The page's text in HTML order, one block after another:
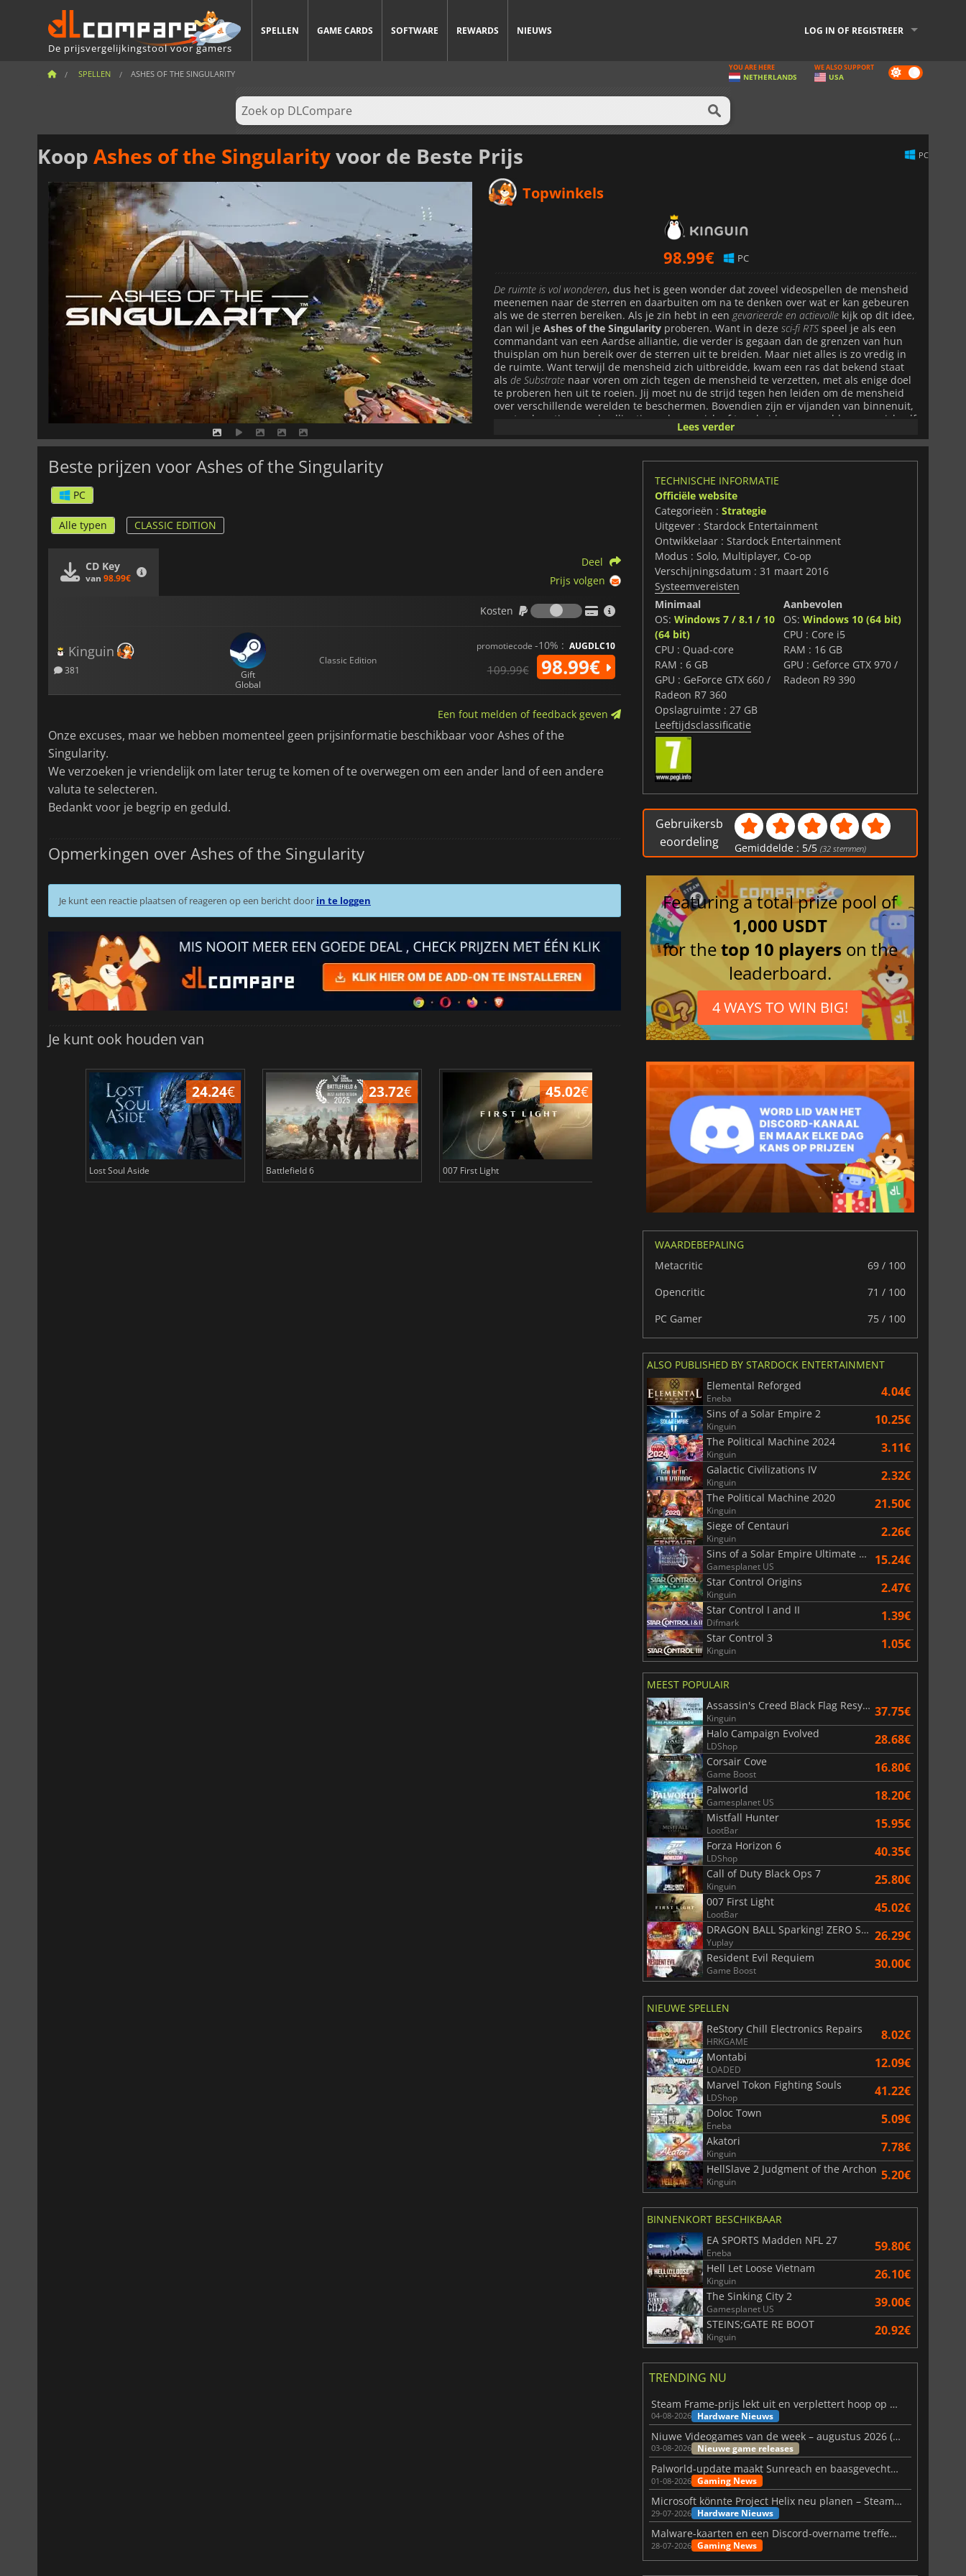
De prijsvergelijkingstool voor gamers
SPELLEN GAME CARDS SOFTWARE REWARDS NIEUWS LOG IN OF REGISTREER
SPELLEN ASHES OF THE SINGULARITY Dark
mode
YOU ARE HERE
NETHERLANDS
WE ALSO SUPPORT
USA
Koop Ashes of the Singularityvoor de Beste Prijs PC
Topwinkels
98.99€ PC
De ruimte is vol wonderen, dus het is geen wonder dat zoveel videospellen de mensheid
meenemen naar de sterren en daarbuiten om na te denken over wat er kan gebeuren
als we de sterren bereiken. Als je zin hebt in een gevarieerde en actievolle kijk op dit idee,
dan wil je Ashes of the Singularity proberen. Want in deze sci-fi RTS speel je als een
commandant van een Aardse alliantie, die verder is gegaan dan de grenzen van hun
thuisplan om hun bereik over de sterren uit te breiden. Maar niet alles is zo vredig in
de ruimte. Want terwijl de mensheid zich uitbreidde, kwam een ras dat bekend staat
als de Substrate naar voren om zich tegen de mensheid te verzetten, met als enige doel
te proberen hen uit te roeien. Jij moet nu de strijd tegen hen leiden om de mensheid
over verschillende werelden te beschermen. Bovendien zijn er vijanden van binnenuit,
want subsecties van de alliantie proberen zich af te scheiden en werelden voor zichzelf
op te eisen. Dit mag je niet laten gebeuren.Ashes of the Singularity
groots opgezet spel, het wordt ook ondersteund door kaarten die je versteld doen staan
kunt het hoofdspeltype spelen, maar je kunt ook online gaan en het opnemen tegen
vrienden in al dan niet gerangschikte wedstrijden! Het is een groot universum
daarbuiten, ga en zorg ervoor dat de mensheid er nog steeds een plaats in heeft.
Lees verder
Beste prijzen voor Ashes of the Singularity
PC
Alle typen CLASSIC EDITION
CD Key
van 98.99€
Deel
Prijs volgen
Kosten
Kosten
Kinguin
381
Gift
Global
Classic Edition
promotiecode -10% : AUGDLC10
109.99€ 98.99€
Een fout melden of feedback geven
Onze excuses, maar we hebben momenteel geen prijsinformatie beschikbaar voor Ashes of the
Singularity.
We verzoeken je vriendelijk om later terug te komen of te overwegen om een ander land of een andere
valuta te selecteren.
Bedankt voor je begrip en geduld.
Opmerkingen over Ashes of the Singularity
Je kunt een reactie plaatsen of reageren op een bericht door in te loggen
Je kunt ook houden van
24.24€
Lost Soul Aside
23.72€
Battlefield 6
45.02€
007 First Light
36.07€
Baldur's Gate 3
41.13
Elden Ring
TECHNISCHE INFORMATIE
Officiële website
Categorieën : Strategie
Uitgever : Stardock Entertainment
Ontwikkelaar : Stardock Entertainment
Modus : Solo, Multiplayer, Co-op
Verschijningsdatum : 31 maart 2016
Systeemvereisten
Minimaal
OS: Windows 7 / 8.1 / 10
(64 bit)
CPU : Quad-core
RAM : 6 GB
GPU : GeForce GTX 660 /
Radeon R7 360
Opslagruimte : 27 GB
Aanbevolen
OS:Windows 10 (64 bit)
CPU : Core i5
RAM : 16 GB
GPU : Geforce GTX 970 /
Radeon R9 390
Leeftijdsclassificatie
Gebruikersb
eoordeling
Gemiddelde : 5/5 (32 stemmen)
Featuring a total prize pool of
1,000 USDT
for thetop 10 players on the
leaderboard.
4 WAYS TO WIN BIG!
WAARDEBEPALING
Metacritic
69 / 100
Opencritic
71 / 100
PC Gamer
75 / 100
ALSO PUBLISHED BY STARDOCK ENTERTAINMENT
Elemental Reforged
Eneba 4.04€
Sins of a Solar Empire 2
Kinguin 10.25€
The Political Machine 2024
Kinguin 3.11€
Galactic Civilizations IV
Kinguin 2.32€
The Political Machine 2020
Kinguin 21.50€
Siege of Centauri
Kinguin 2.26€
Sins of a Solar Empire Ultimate Edition
Gamesplanet US 15.24€
Star Control Origins
Kinguin 2.47€
Star Control I and II
Difmark 1.39€
Star Control 3
Kinguin 1.05€
MEEST POPULAIR
Assassin's Creed Black Flag Resynced
Kinguin 37.75€
Halo Campaign Evolved
LDShop 28.68€
Corsair Cove
Game Boost 16.80€
Palworld
Gamesplanet US 18.20€
Mistfall Hunter
LootBar 15.95€
Forza Horizon 6
LDShop 40.35€
Call of Duty Black Ops 7
Kinguin 25.80€
007 First Light
LootBar 45.02€
DRAGON BALL Sparking! ZERO Super Limit Breaking NEO
Yuplay 26.29€
Resident Evil Requiem
Game Boost 30.00€
NIEUWE SPELLEN
ReStory Chill Electronics Repairs
HRKGAME 8.02€
Montabi
LOADED 12.09€
Marvel Tokon Fighting Souls
LDShop 41.22€
Doloc Town
Eneba 5.09€
Akatori
Kinguin 7.78€
HellSlave 2 Judgment of the Archon
Kinguin 5.20€
BINNENKORT BESCHIKBAAR
EA SPORTS Madden NFL 27
Eneba 59.80€
Hell Let Loose Vietnam
Kinguin 26.10€
The Sinking City 2
Gamesplanet US 39.00€
STEINS;GATE RE BOOT
Kinguin 20.92€
TRENDING NU
Steam Frame-prijs lekt uit en verplettert hoop op betaalbare VR
04-08-2026 Hardware Nieuws
Niuwe Videogames van de week – augustus 2026 (week 32)
03-08-2026 Nieuwe game releases
Palworld-update maakt Sunreach en baasgevechten stabieler
01-08-2026 Gaming News
Microsoft könnte Project Helix neu planen – Steam-Support wackelt
29-07-2026 Hardware Nieuws
Malware-kaarten en een Discord-overname treffen Meccha Chameleon
28-07-2026 Gaming News